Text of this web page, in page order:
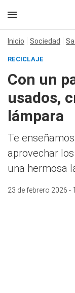
Inicio Sociedad
RECICLAJE
Con un
usados,
lámpara
Te
aprovechar
una hermosa
23 de febrero 2026 -